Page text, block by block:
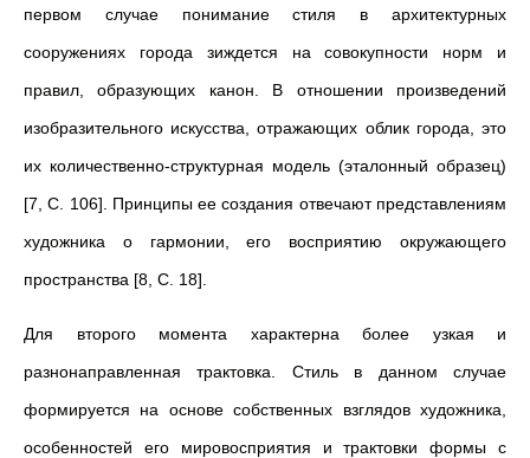
первом случае понимание стиля в архитектурных
сооружениях города зиждется на совокупности норм и
правил, образующих канон. В отношении произведений
изобразительного искусства, отражающих облик города, это
их количественно-структурная модель (эталонный образец)
[7, С. 106]. Принципы ее создания отвечают представлениям
художника о гармонии, его восприятию окружающего
пространства [8, С. 18].
Для второго момента характерна более узкая и
разнонаправленная трактовка. Стиль в данном случае
формируется на основе собственных взглядов художника,
особенностей его мировосприятия и трактовки формы с